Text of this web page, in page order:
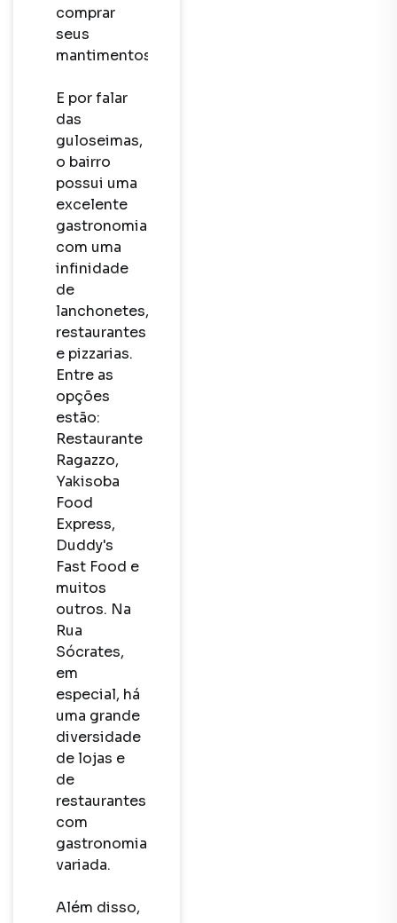
comprar
seus
mantimentos.
E por falar
das
guloseimas,
o bairro
possui uma
excelente
gastronomia
com uma
infinidade
de
lanchonetes,
restaurantes
e pizzarias.
Entre as
opções
estão:
Restaurante
Ragazzo,
Yakisoba
Food
Express,
Duddy's
Fast Food e
muitos
outros. Na
Rua
Sócrates,
em
especial, há
uma grande
diversidade
de lojas e
de
restaurantes
com
gastronomia
variada.
Além disso,